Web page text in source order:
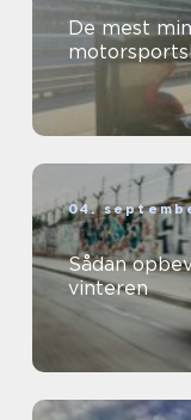
De mest
04.
Sådan
vinteren